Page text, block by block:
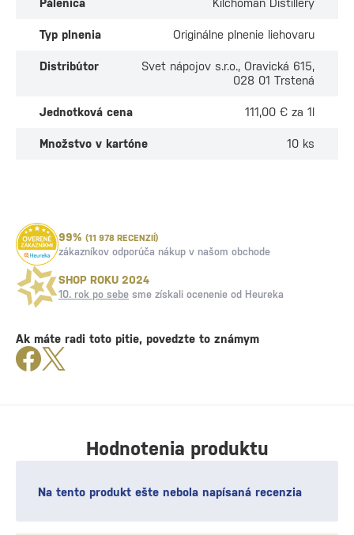
Pálenica Kilchoman Distillery
Typ plnenia Originálne plnenie liehovaru
Distribútor
Svet nápojov s.r.o., Oravická 615,
028 01 Trstená
Jednotková cena 111,00 € za 1l
Množstvo v kartóne 10 ks
Hodnotenia produktu
Na tento produkt ešte nebola napísaná recenzia
99% (11 978 RECENZIÍ)
zákazníkov odporúča nákup v našom obchode
SHOP ROKU 2024
10. rok po sebe sme získali ocenenie od Heureka
Ak máte radi toto pitie, povedzte to známym